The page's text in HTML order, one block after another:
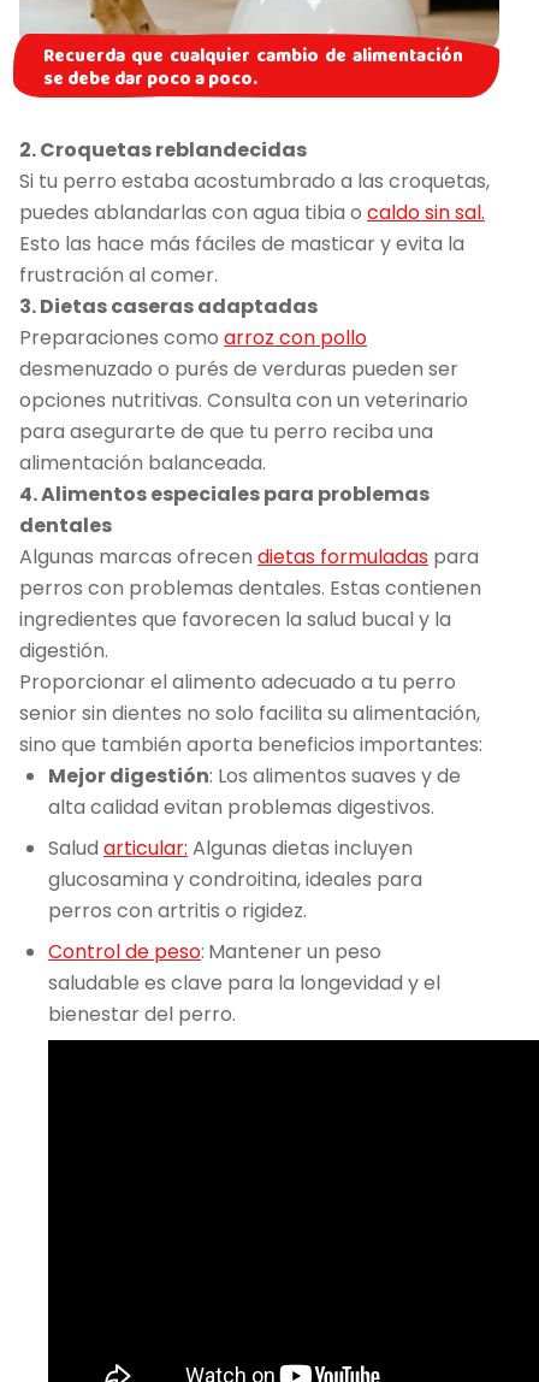
Recuerda que cualquier cambio de alimentación
se debe dar poco a poco.
2. Croquetas reblandecidas
Si tu perro estaba acostumbrado a las croquetas,
puedes ablandarlas con agua tibia o caldo sin sal.
Esto las hace más fáciles de masticar y evita la
frustración al comer.
3. Dietas caseras adaptadas
Preparaciones como arroz con pollo
desmenuzado o purés de verduras pueden ser
opciones nutritivas. Consulta con un veterinario
para asegurarte de que tu perro reciba una
alimentación balanceada.
4. Alimentos especiales para problemas
dentales
Algunas marcas ofrecen dietas formuladas para
perros con problemas dentales. Estas contienen
ingredientes que favorecen la salud bucal y la
digestión.
Proporcionar el alimento adecuado a tu perro
senior sin dientes no solo facilita su alimentación,
sino que también aporta beneficios importantes:
Mejor digestión: Los alimentos suaves y de
alta calidad evitan problemas digestivos.
Salud articular: Algunas dietas incluyen
glucosamina y condroitina, ideales para
perros con artritis o rigidez.
Control de peso: Mantener un peso
saludable es clave para la longevidad y el
bienestar del perro.